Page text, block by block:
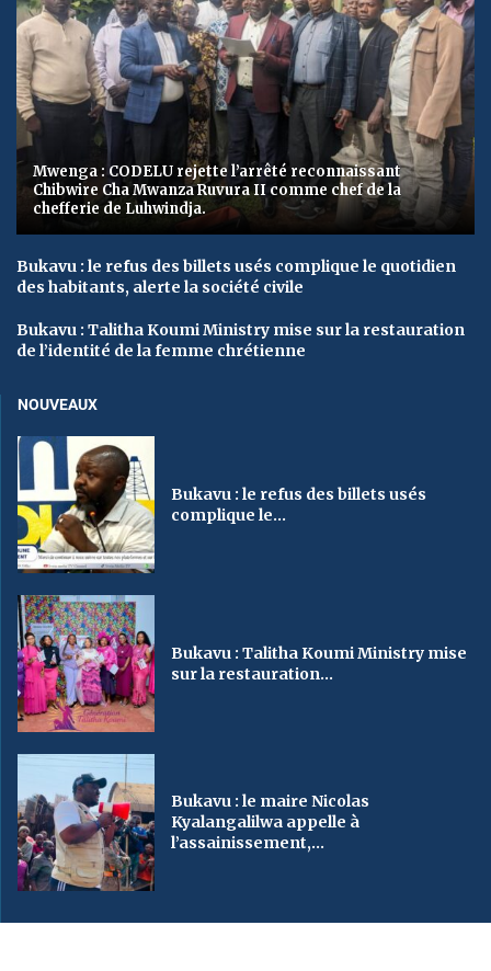
Mwenga : CODELU rejette l’arrêté reconnaissant
Chibwire Cha Mwanza Ruvura II comme chef de la
chefferie de Luhwindja.
Bukavu : le refus des billets usés complique le quotidien
des habitants, alerte la société civile
Bukavu : Talitha Koumi Ministry mise sur la restauration
de l’identité de la femme chrétienne
NOUVEAUX
Bukavu : le refus des billets usés
complique le...
Bukavu : Talitha Koumi Ministry mise
sur la restauration...
Bukavu : le maire Nicolas
Kyalangalilwa appelle à
l’assainissement,...